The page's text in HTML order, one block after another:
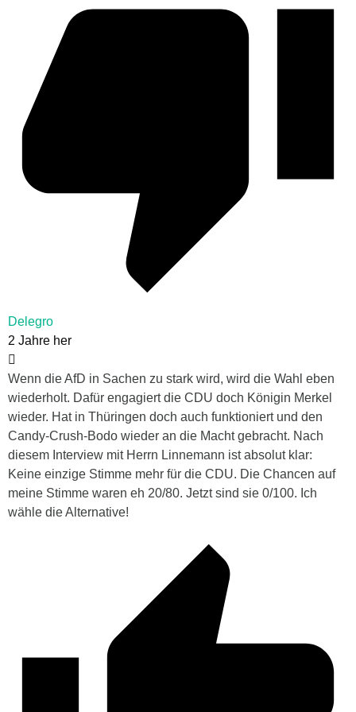
Delegro
2 Jahre her
Wenn die AfD in Sachen zu stark wird, wird die Wahl eben
wiederholt. Dafür engagiert die CDU doch Königin Merkel
wieder. Hat in Thüringen doch auch funktioniert und den
Candy-Crush-Bodo wieder an die Macht gebracht. Nach
diesem Interview mit Herrn Linnemann ist absolut klar:
Keine einzige Stimme mehr für die CDU. Die Chancen auf
meine Stimme waren eh 20/80. Jetzt sind sie 0/100. Ich
wähle die Alternative!